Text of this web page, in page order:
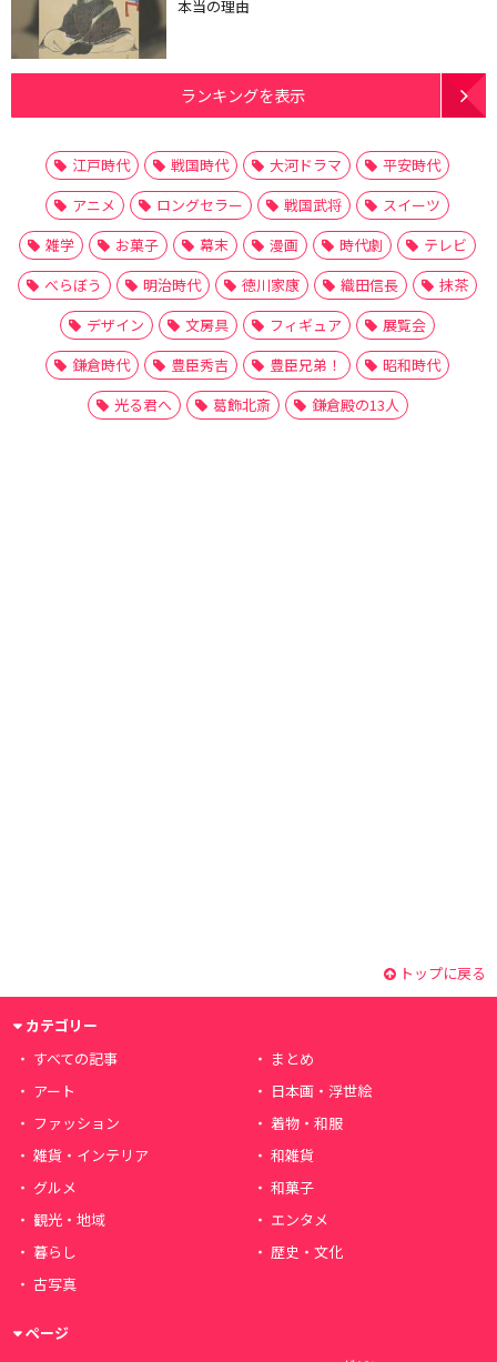
本当の理由
ランキングを表示
江戸時代 戦国時代 大河ドラマ
平安時代
アニメ
ロングセラー 戦国武将
スイーツ
雑学
お菓子 幕末 漫画 時代劇
テレビ
べらぼう
明治時代 徳川家康 織田信長
抹茶
デザイン
文房具 フィギュア
展覧会
鎌倉時代
豊臣秀吉 豊臣兄弟！
昭和時代
光る君へ
葛飾北斎 鎌倉殿の13人
トップに戻る
カテゴリー
すべての記事
まとめ
アート
日本画・浮世絵
ファッション
着物・和服
雑貨・インテリア
和雑貨
グルメ
和菓子
観光・地域
エンタメ
暮らし
歴史・文化
古写真
ページ